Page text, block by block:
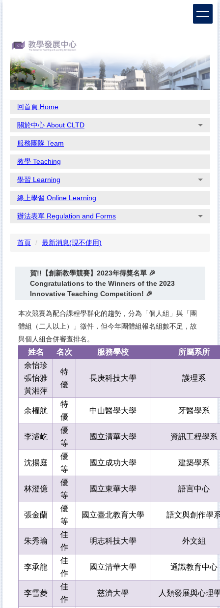
容
區
回首頁 Home
關於中心 About CLTD
服務團隊 Team
教學 Teaching
學習 Learning
線上學習 Online Learning
辦法表單 Regulation and Forms
首頁 最新消息(現不使用)
賀!!【創新教學競賽】2023年得獎名單 🎉
Congratulations to the Winners of the 2023
Innovative Teaching Competition! 🎉
本次競賽為配合課程學群化的趨勢，分為「個人組」與「團
體組（二人以上）」徵件，但今年團體組報名組數不足，故
與個人組合併審查排名。
姓名 名次 服務學校
所屬系所
余怡珍
張怡雅
黃湘萍
特
優
長庚科技大學 護理系
余權航
特
優
中山醫學大學 牙醫學系
李濬屹
優
等
國立清華大學 資訊工程學系
沈揚庭
優
等
國立成功大學 建築學系
林澄億
優
等
國立東華大學 語言中心
張金蘭
優
等
國立臺北教育大學 語文與創作學
朱秀瑜
佳
作
明志科技大學 外文組
李承龍
佳
作
國立清華大學 通識教育中心
李雪菱
佳
作
慈濟大學 人類發展與心理